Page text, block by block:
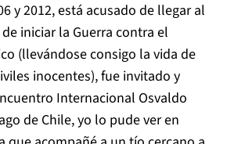
y 2012, está acusado de llegar al
iniciar la Guerra contra el
(llevándose consigo la vida de
inocentes), fue invitado y
Internacional Osvaldo
de Chile, yo lo pude ver en